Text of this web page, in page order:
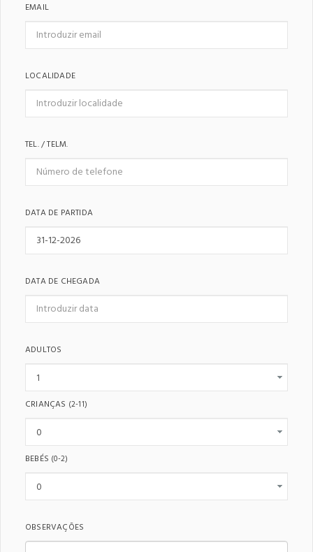
EMAIL
LOCALIDADE
TEL. / TELM.
DATA DE PARTIDA
DATA DE CHEGADA
ADULTOS
CRIANÇAS (2-11)
BEBÉS (0-2)
OBSERVAÇÕES